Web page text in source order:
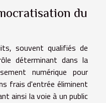
du
souvent qualifiés de
déterminant dans la
numérique pour
frais d'entrée éliminent
ainsi la voie à un public